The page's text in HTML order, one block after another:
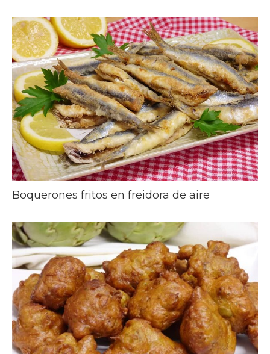
Boquerones fritos en freidora de aire